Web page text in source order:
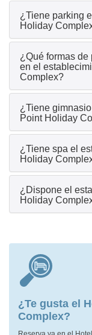
¿Tiene parking
Holiday
¿Qué formas
en el
Complex?
¿Tiene
Point Holiday
¿Tiene spa el
Holiday
¿Dispone el
Holiday
¿Te gusta el
Complex?